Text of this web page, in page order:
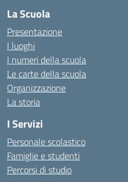
La Scuola
Presentazione
I luoghi
I numeri della scuola
Le carte della scuola
Organizzazione
La storia
I Servizi
Personale scolastico
Famiglie e studenti
Percorsi di studio